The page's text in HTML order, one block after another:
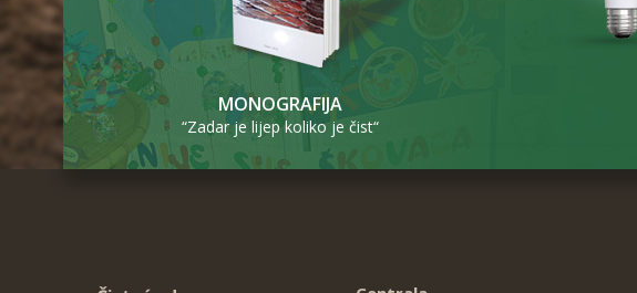
MONOGRAFIJA
“Zadar je lijep koliko je čist“